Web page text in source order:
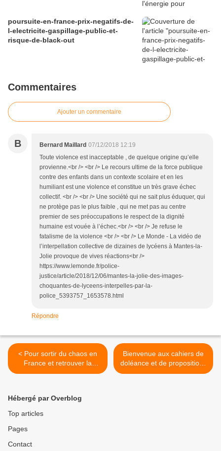
poursuite-en-france-prix-negatifs-de-
l-electricite-gaspillage-public-et-
risque-de-black-out
Commentaires
Ajouter un commentaire
B Bernard Maillard 07/12/2018 12:19
Toute violence est inacceptable , de quelque origine qu’elle
provienne.<br /> <br /> Le recours ultime de la force publique
contre des enfants dans un contexte scolaire et en les
humiliant est une violence et constitue un très grave échec
collectif. <br /> <br /> Une société qui ne sait plus éduquer, qui
ne protège pas le plus faible , qui ne met pas au centre
premier de ses préoccupations le respect de la dignité
humaine est vouée à l’échec.<br /> <br /> Je refuse le
fatalisme de la violence <br /> <br /> Le Monde - La vidéo de
l’interpellation collective de dizaines de lycéens à Mantes-la-
Jolie provoque de vives réactions<br />
https://www.lemonde.fr/police-
justice/article/2018/12/06/mantes-la-jolie-des-images-
choquantes-de-lyceens-interpelles-par-la-
police_5393757_1653578.html
Répondre
< Pour sortir du chaos en
France et retrouver la
confiance , relectures
Bienvenue aux cahiers de
doléance et de propositions
>
Hébergé par Overblog
Top articles
Pages
Contact